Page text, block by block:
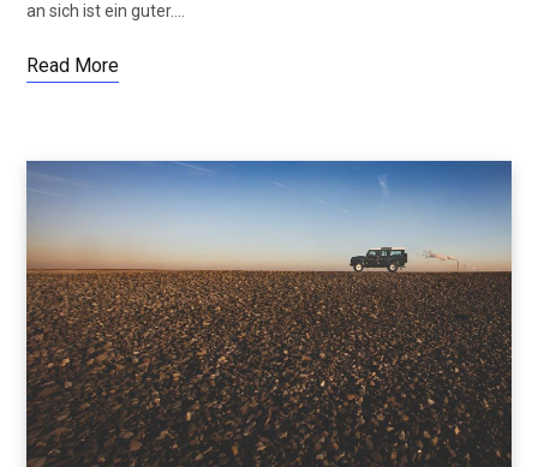
an sich ist ein guter.…
Read More